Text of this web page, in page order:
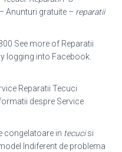
Anunturi gratuite – reparatii
See more of Reparatii
logging into Facebook.
Reparatii Tecuci
despre Service
in tecucisi
Indiferent de problema